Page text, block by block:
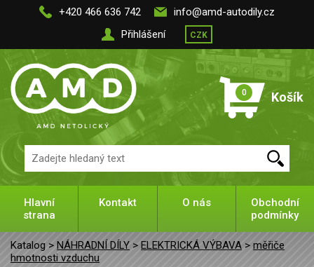
+420 466 636 742
info@amd-autodily.cz
Přihlášení
CZK
0 Košík
Hlavní
strana
Kontakt O nás
Obchodní
podmínky
Katalog > NÁHRADNÍ DÍLY > ELEKTRICKÁ VÝBAVA > měřiče
hmotnosti vzduchu